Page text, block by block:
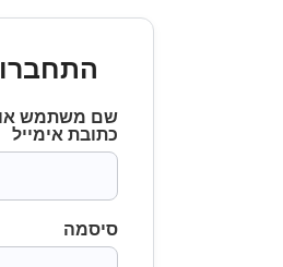
התחברות
שם משתמש או
כתובת אימייל
סיסמה